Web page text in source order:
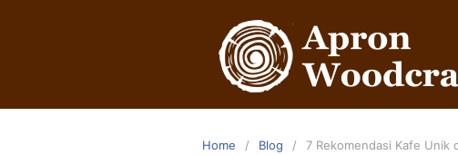
Home Blog 7 Rekomendasi Kafe Unik